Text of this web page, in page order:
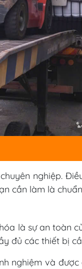
nghiệp.
cần làm là
là sự an toàn
đủ các thiết bị
nghiệm và